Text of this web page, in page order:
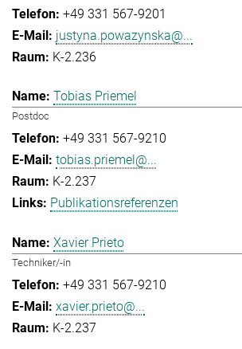
+49 331 567-9201
justyna.powazynska@...
K-2.236
Tobias Priemel
Postdoc
+49 331 567-9210
tobias.priemel@...
K-2.237
Publikationsreferenzen
Xavier Prieto
Techniker/-in
+49 331 567-9210
xavier.prieto@...
K-2.237